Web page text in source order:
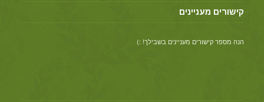
קישורים מעניינים
הנה מספר קישורים מעניינים בשבילך! :)